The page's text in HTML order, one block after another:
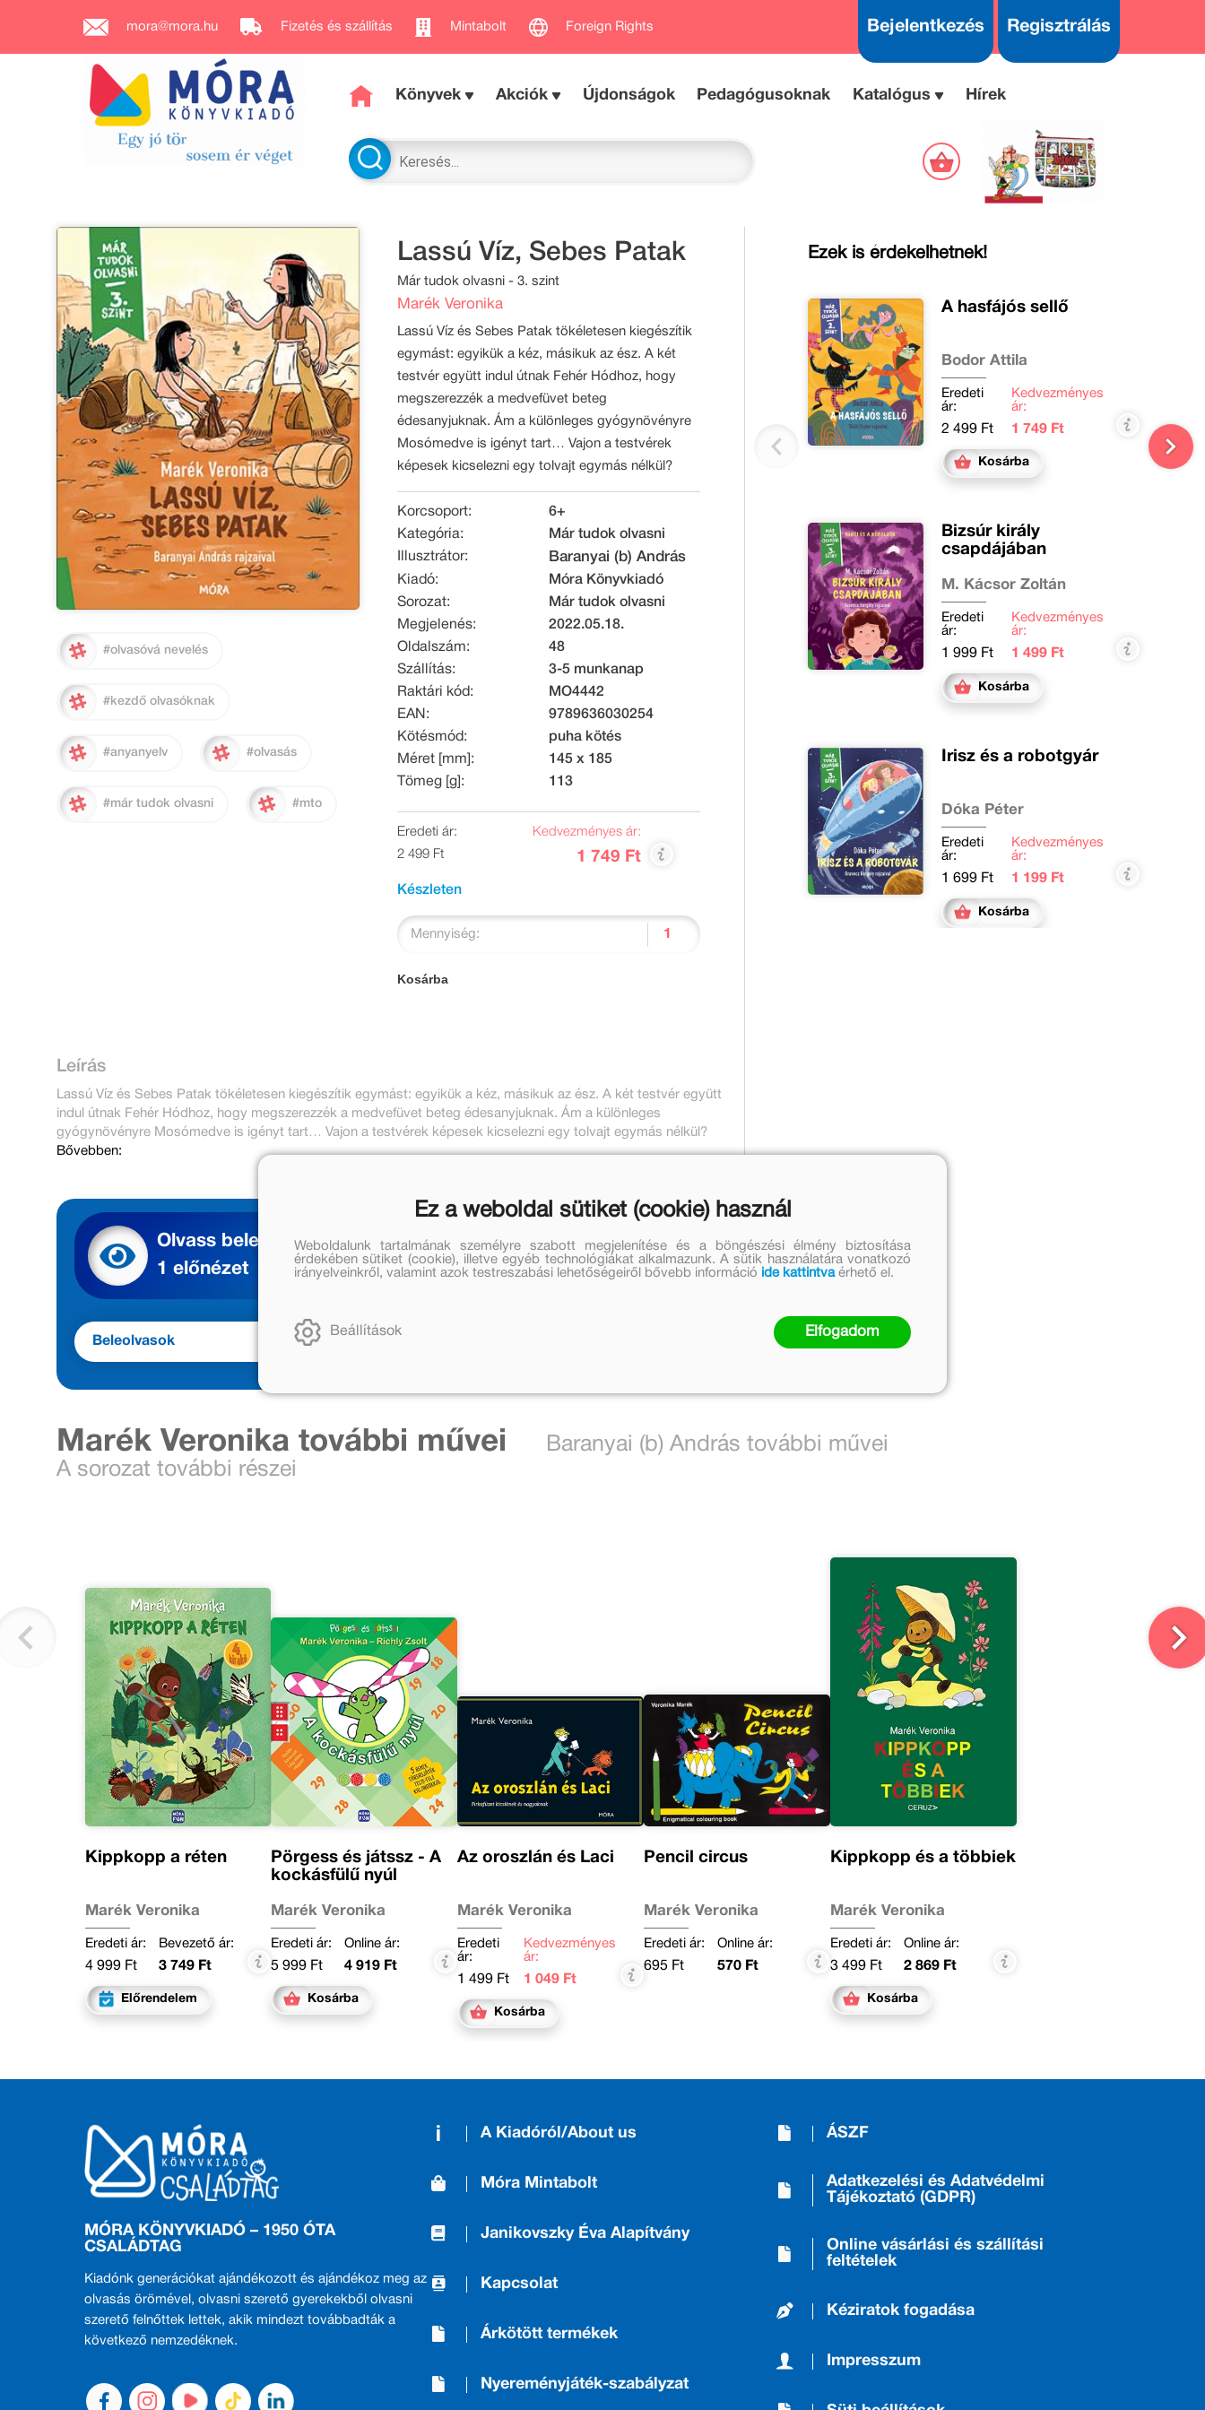
mora@mora.hu Fizetés és szállítás Mintabolt Foreign Rights Bejelentkezés Regisztrálás
Könyvek Akciók Újdonságok Pedagógusoknak Katalógus Hírek
#olvasóvá nevelés
#kezdő olvasóknak
#anyanyelv #olvasás
#már tudok olvasni #mto
Lassú Víz, Sebes Patak
Már tudok olvasni - 3. szint
Marék Veronika
Lassú Víz és Sebes Patak tökéletesen kiegészítik
egymást: egyikük a kéz, másikuk az ész. A két
testvér együtt indul útnak Fehér Hódhoz, hogy
megszerezzék a medvefüvet beteg
édesanyjuknak. Ám a különleges gyógynövényre
Mosómedve is igényt tart… Vajon a testvérek
képesek kicselezni egy tolvajt egymás nélkül?
Korcsoport:
6+
Kategória:
Már tudok olvasni
Illusztrátor:
Baranyai (b) András
Kiadó:
Móra Könyvkiadó
Sorozat:
Már tudok olvasni
Megjelenés:
2022.05.18.
Oldalszám:
48
Szállítás:
3-5 munkanap
Raktári kód:
MO4442
EAN:
9789636030254
Kötésmód:
puha kötés
Méret [mm]:
145 x 185
Tömeg [g]:
113
Eredeti ár:
2 499 Ft
Kedvezményes ár:
1 749 Ft
Készleten
Mennyiség:
Kosárba
Leírás
Lassú Víz és Sebes Patak tökéletesen kiegészítik egymást: egyikük a kéz, másikuk az ész. A két testvér együtt
indul útnak Fehér Hódhoz, hogy megszerezzék a medvefüvet beteg édesanyjuknak. Ám a különleges
gyógynövényre Mosómedve is igényt tart… Vajon a testvérek képesek kicselezni egy tolvajt egymás nélkül?
Bővebben:
Ezek is érdekelhetnek!
A hasfájós sellő
Bodor Attila
Eredeti
ár:
2 499 Ft
Kedvezményes
ár:
1 749 Ft
Kosárba
Bizsúr király
csapdájában
M. Kácsor Zoltán
Eredeti
ár:
1 999 Ft
Kedvezményes
ár:
1 499 Ft
Kosárba
Írisz és a robotgyár
Dóka Péter
Eredeti
ár:
1 699 Ft
Kedvezményes
ár:
1 199 Ft
Kosárba
Olvass bele
1 előnézet
Beleolvasok
cikkek
1 cikk
Marék Veronika további művei
Baranyai (b) András további művei
A sorozat további részei
Kippkopp a réten
Marék Veronika
Eredeti ár:
4 999 Ft
Bevezető ár:
3 749 Ft
Előrendelem
Pörgess és játssz - A
kockásfülű nyúl
Marék Veronika
Eredeti ár:
5 999 Ft
Online ár:
4 919 Ft
Kosárba
Az oroszlán és Laci
Marék Veronika
Eredeti
ár:
1 499 Ft
Kedvezményes
ár:
1 049 Ft
Kosárba
Pencil circus
Marék Veronika
Eredeti ár:
695 Ft
Online ár:
570 Ft
Kippkopp és a többiek
Marék Veronika
Eredeti ár:
3 499 Ft
Online ár:
2 869 Ft
Kosárba
MÓRA KÖNYVKIADÓ – 1950 ÓTA
CSALÁDTAG
Kiadónk generációkat ajándékozott és ajándékoz meg az
olvasás örömével, olvasni szerető gyerekekből olvasni
szerető felnőttek lettek, akik mindezt továbbadták a
következő nemzedéknek.
A Kiadóról/About us
Móra Mintabolt
Janikovszky Éva Alapítvány
Kapcsolat
Árkötött termékek
Nyereményjáték-szabályzat
ÁSZF
Adatkezelési és Adatvédelmi
Tájékoztató (GDPR)
Online vásárlási és szállítási
feltételek
Kéziratok fogadása
Impresszum
Ez a weboldal sütiket (cookie) használ
Weboldalunk tartalmának személyre szabott megjelenítése és a böngészési élmény biztosítása
érdekében sütiket (cookie), illetve egyéb technológiákat alkalmazunk. A sütik használatára vonatkozó
irányelveinkről, valamint azok testreszabási lehetőségeiről bővebb információ ide kattintvaérhető el.
Beállítások Elfogadom